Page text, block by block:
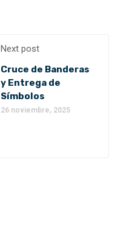
Next post
Cruce de Banderas
y Entrega de
Símbolos
26 noviembre, 2025